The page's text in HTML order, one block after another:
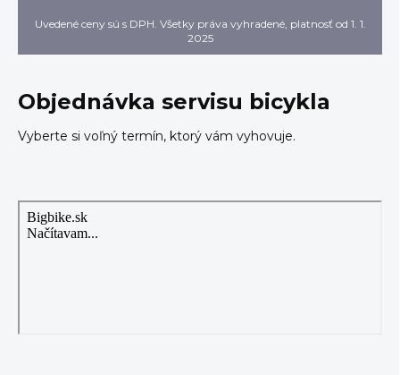
Uvedené ceny sú s DPH. Všetky práva vyhradené, platnosť od 1. 1.
2025
Objednávka servisu bicykla
Vyberte si voľný termín, ktorý vám vyhovuje.